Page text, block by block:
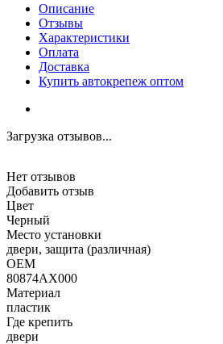
Описание
Отзывы
Характеристики
Оплата
Доставка
Купить автокрепеж оптом
Загрузка отзывов...
Нет отзывов
Добавить отзыв
Цвет
Черный
Место установки
двери, защита (различная)
OEM
80874AX000
Материал
пластик
Где крепить
двери